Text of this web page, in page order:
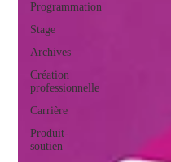
Programmation
Stage
Archives
Création
professionnelle
Carrière
Produit-
soutien